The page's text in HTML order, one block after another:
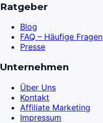
Ratgeber
Blog
FAQ – Häufige Fragen
Presse
Unternehmen
Über Uns
Kontakt
Affiliate Marketing
Impressum